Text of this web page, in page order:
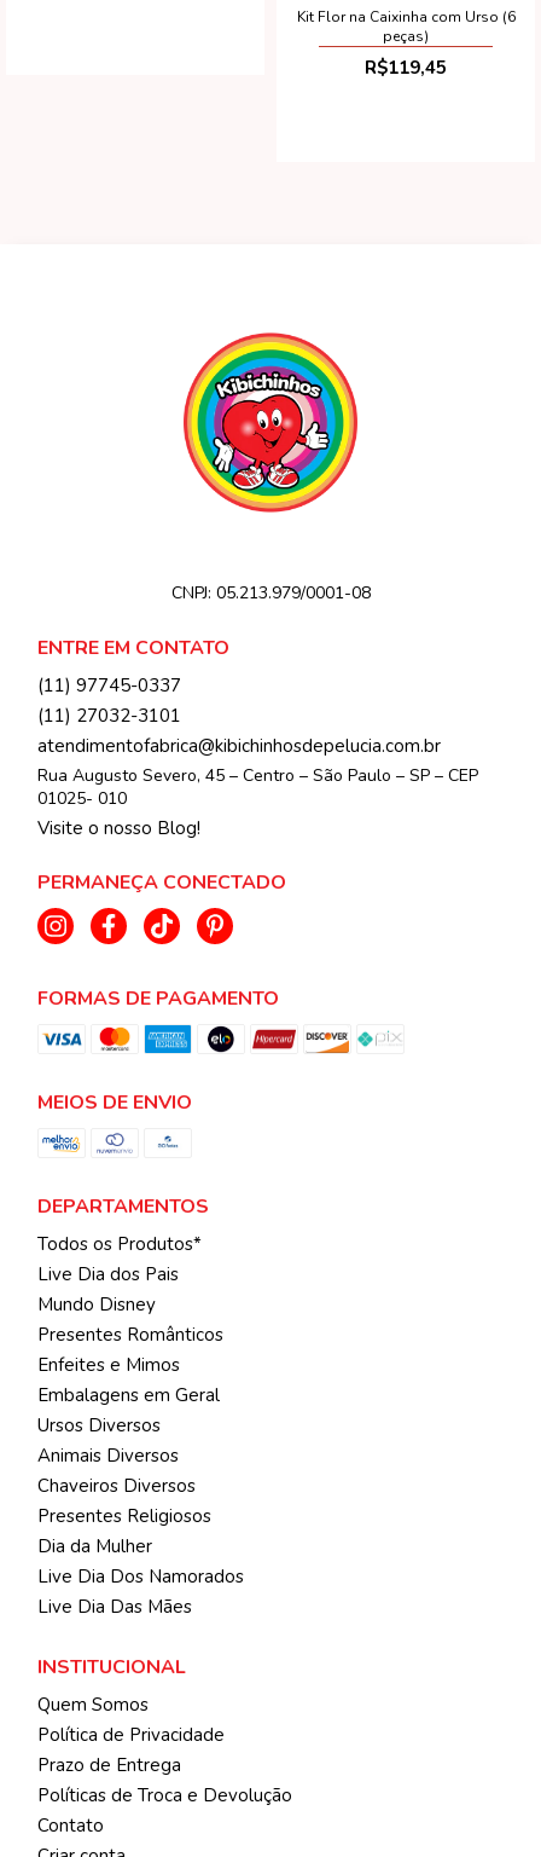
Kit Flor na Caixinha com Urso (6
peças)
R$119,45
CNPJ: 05.213.979/0001-08
ENTRE EM CONTATO
(11) 97745-0337
(11) 27032-3101
atendimentofabrica@kibichinhosdepelucia.com.br
Rua Augusto Severo, 45 – Centro – São Paulo – SP – CEP
01025- 010
Visite o nosso Blog!
PERMANEÇA CONECTADO
FORMAS DE PAGAMENTO
MEIOS DE ENVIO
DEPARTAMENTOS
Todos os Produtos*
Live Dia dos Pais
Mundo Disney
Presentes Românticos
Enfeites e Mimos
Embalagens em Geral
Ursos Diversos
Animais Diversos
Chaveiros Diversos
Presentes Religiosos
Dia da Mulher
Live Dia Dos Namorados
Live Dia Das Mães
INSTITUCIONAL
Quem Somos
Política de Privacidade
Prazo de Entrega
Políticas de Troca e Devolução
Contato